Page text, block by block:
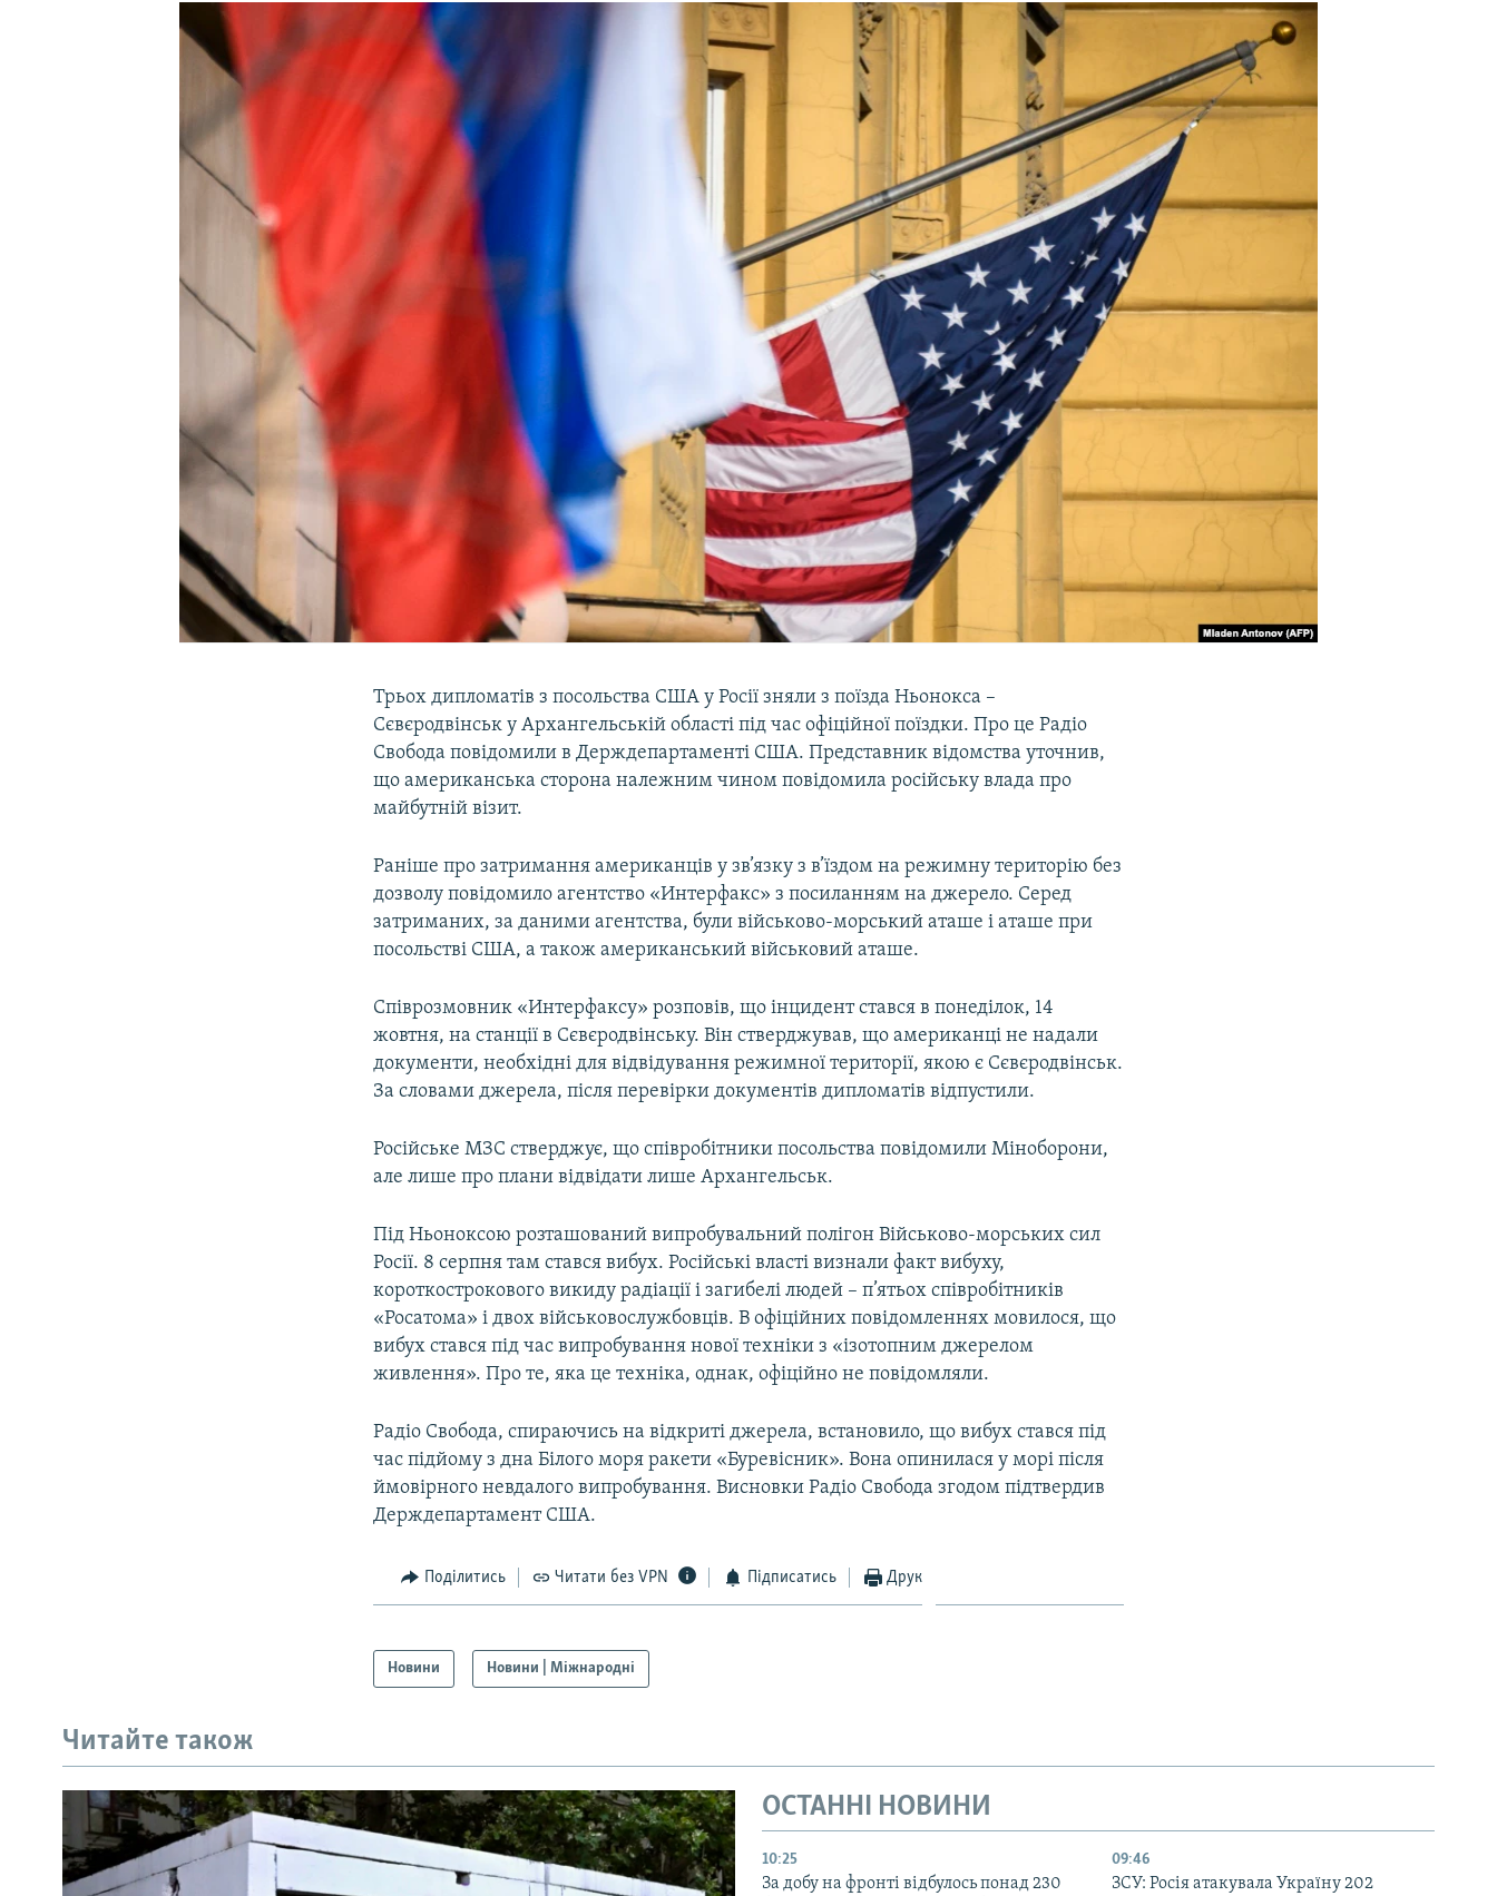
Трьох дипломатів з посольства США у Росії зняли з поїзда Ньонокса –
Сєвєродвінськ у Архангельській області під час офіційної поїздки. Про це Радіо
Свобода повідомили в Держдепартаменті США. Представник відомства уточнив,
що американська сторона належним чином повідомила російську влада про
майбутній візит.
Раніше про затримання американців у зв’язку з в’їздом на режимну територію без
дозволу повідомило агентство «Интерфакс» з посиланням на джерело. Серед
затриманих, за даними агентства, були військово-морський аташе і аташе при
посольстві США, а також американський військовий аташе.
Співрозмовник «Интерфаксу» розповів, що інцидент стався в понеділок, 14
жовтня, на станції в Сєвєродвінську. Він стверджував, що американці не надали
документи, необхідні для відвідування режимної території, якою є Сєвєродвінськ.
За словами джерела, після перевірки документів дипломатів відпустили.
Російське МЗС стверджує, що співробітники посольства повідомили Міноборони,
але лише про плани відвідати лише Архангельськ.
Під Ньоноксою розташований випробувальний полігон Військово-морських сил
Росії. 8 серпня там стався вибух. Російські власті визнали факт вибуху,
короткострокового викиду радіації і загибелі людей – п’ятьох співробітників
«Росатома» і двох військовослужбовців. В офіційних повідомленнях мовилося, що
вибух стався під час випробування нової техніки з «ізотопним джерелом
живлення». Про те, яка це техніка, однак, офіційно не повідомляли.
Радіо Свобода, спираючись на відкриті джерела, встановило, що вибух стався під
час підйому з дна Білого моря ракети «Буревісник». Вона опинилася у морі після
ймовірного невдалого випробування. Висновки Радіо Свобода згодом підтвердив
Держдепартамент США.
Поділитись Читати без VPN Підписатись Друк
Новини Новини | Міжнародні
Читайте також
ОСТАННІ НОВИНИ
10:25
За добу на фронті відбулось понад 230
09:46
ЗСУ: Росія атакувала Україну 202